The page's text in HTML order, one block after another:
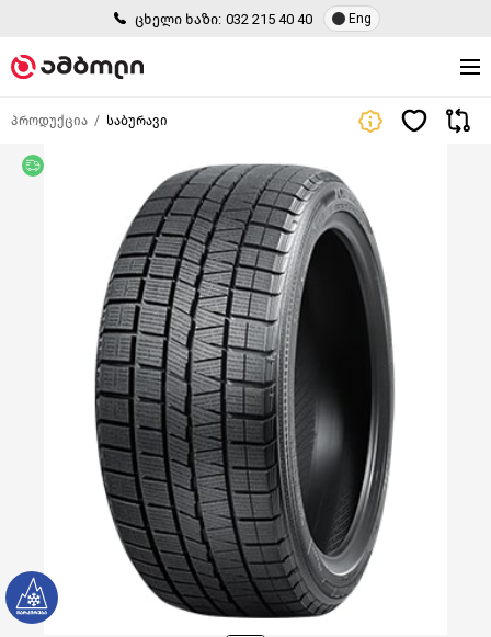
ცხელი ხაზი: 032 215 40 40 Eng
პროდუქცია საბურავი